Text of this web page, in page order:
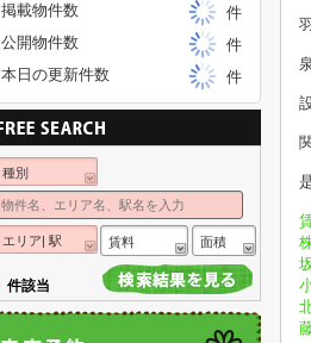
掲載物件数
件
公開物件数
件
本日の更新件数
件
種別
エリア| 駅 賃料 面積
件該当